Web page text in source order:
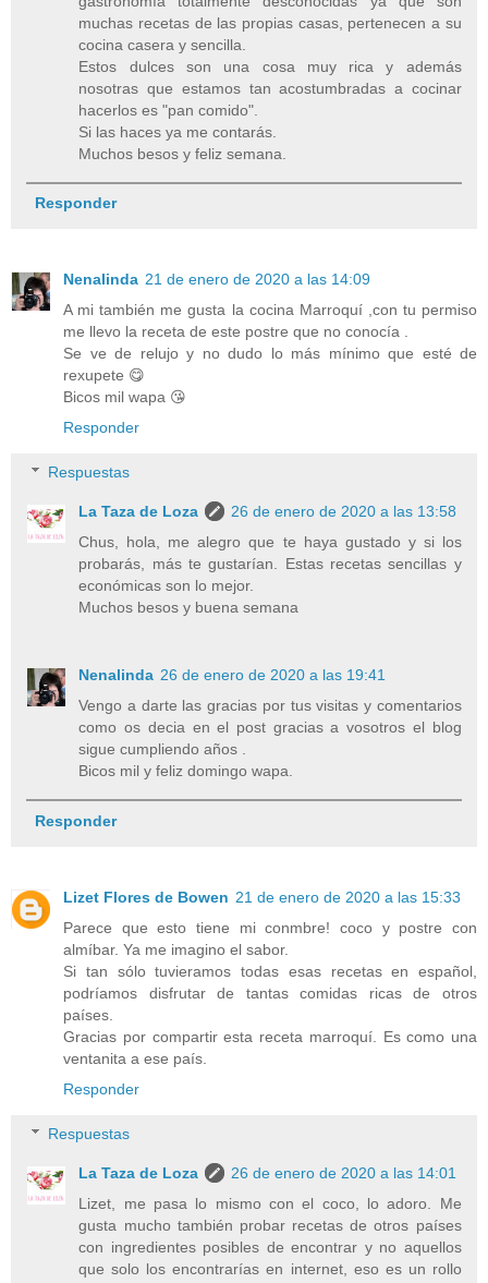
muchas recetas de las propias casas, pertenecen a su
cocina casera y sencilla.
Estos dulces son una cosa muy rica y además
nosotras que estamos tan acostumbradas a cocinar
hacerlos es "pan comido".
Si las haces ya me contarás.
Muchos besos y feliz semana.
Responder
Nenalinda 21 de enero de 2020 a las 14:09
A mi también me gusta la cocina Marroquí ,con tu permiso
me llevo la receta de este postre que no conocía .
Se ve de relujo y no dudo lo más mínimo que esté de
rexupete 😋
Bicos mil wapa 😘
Responder
Respuestas
La Taza de Loza
26 de enero de 2020 a las 13:58
Chus, hola, me alegro que te haya gustado y si los
probarás, más te gustarían. Estas recetas sencillas y
económicas son lo mejor.
Muchos besos y buena semana
Nenalinda 26 de enero de 2020 a las 19:41
Vengo a darte las gracias por tus visitas y comentarios
como os decia en el post gracias a vosotros el blog
sigue cumpliendo años .
Bicos mil y feliz domingo wapa.
Responder
Lizet Flores de Bowen 21 de enero de 2020 a las 15:33
Parece que esto tiene mi conmbre! coco y postre con
almíbar. Ya me imagino el sabor.
Si tan sólo tuvieramos todas esas recetas en español,
podríamos disfrutar de tantas comidas ricas de otros
países.
Gracias por compartir esta receta marroquí. Es como una
ventanita a ese país.
Responder
Respuestas
La Taza de Loza
26 de enero de 2020 a las 14:01
Lizet, me pasa lo mismo con el coco, lo adoro. Me
gusta mucho también probar recetas de otros países
con ingredientes posibles de encontrar y no aquellos
que solo los encontrarías en internet, eso es un rollo